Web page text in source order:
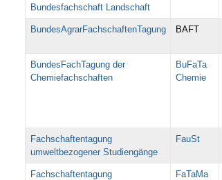
Bundesfachschaft Landschaft
BundesAgrarFachschaftenTagung BAFT
BundesFachTagung der
Chemiefachschaften
BuFaTa
Chemie
Fachschaftentagung
umweltbezogener Studiengänge
FauSt
Fachschaftentagung
FaTaMa